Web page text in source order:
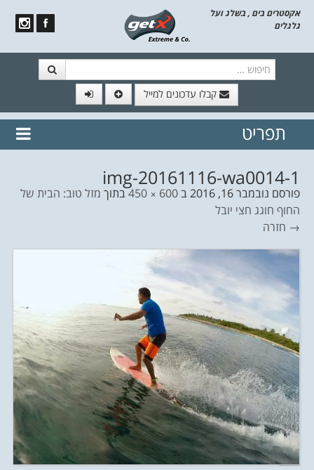
אקסטרים בים , בשלג ועל
גלגלים
קבלו עדכונים למייל
// הצטרף לרשימת תפוצה!
נשמח
תפריט
img-20161116-wa0014-1
פורסם נובמבר 16, 2016 ב600 × 450 בתוך מזל טוב: הבית של
החוף חוגג חצי יובל
→ חזרה